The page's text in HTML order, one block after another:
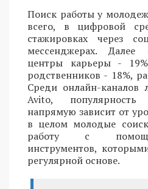
Поиск работы у
всего, в цифровой
стажировках через
мессенджерах. Далее
центры карьеры -
родственников - 18%,
Среди онлайн-
Avito, популярность
напрямую зависит от
в целом молодые
работу с
инструментов,
регулярной основе.